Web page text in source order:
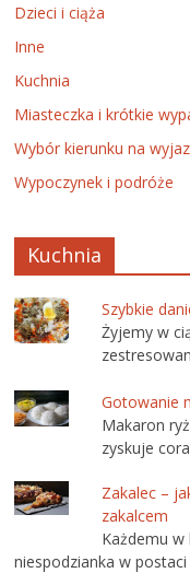
Dzieci i ciąża
Inne
Kuchnia
Miasteczka i krótkie
Wybór kierunku na
Wypoczynek i podróże
Kuchnia
Szybkie
Żyjemy w
Gotowanie
Makaron
zyskuje
Zakalec –
zakalcem
Każdemu w
niespodzianka w